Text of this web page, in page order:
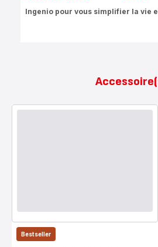
Ingenio pour vous simplifier la vie
Bestseller